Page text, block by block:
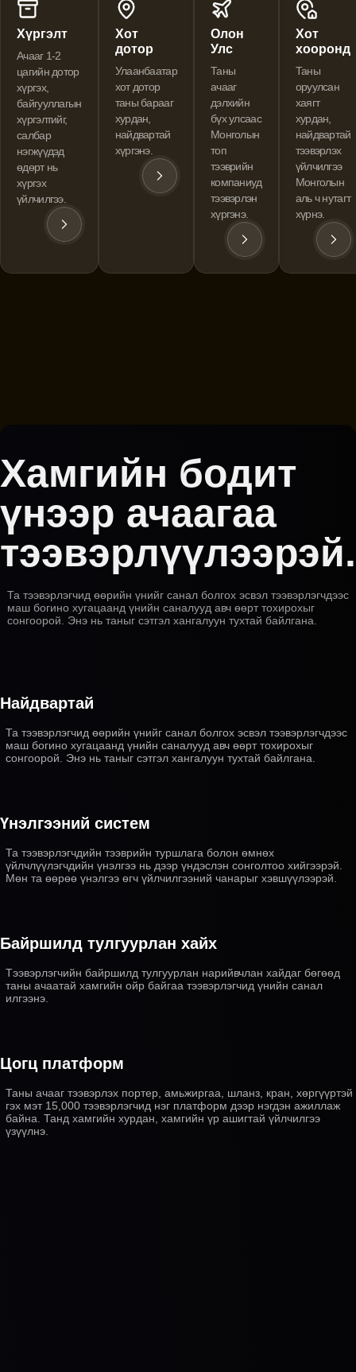
Хүргэлт
Ачааг 1-2
цагийн дотор
хүргэх,
байгууллагын
хүргэлтийг,
салбар
нэгжүүдэд
өдөрт нь
хүргэх
үйлчилгээ.
Хот
дотор
Улаанбаатар
хот дотор
таны барааг
хурдан,
найдвартай
хүргэнэ.
Олон
Улс
Таны
ачааг
дэлхийн
бүх улсаас
Монголын
топ
тээврийн
компаниуд
тээвэрлэн
хүргэнэ.
Хот
хооронд
Таны
оруулсан
хаягт
хурдан,
найдвартай
тээвэрлэх
үйлчилгээ
Монголын
аль ч нутагт
хүрнэ.
Хамгийн бодит
үнээр ачаагаа
тээвэрлүүлээрэй.
Та тээвэрлэгчид өөрийн үнийг санал болгох эсвэл тээвэрлэгчдээс
маш богино хугацаанд үнийн саналууд авч өөрт тохирохыг
сонгоорой. Энэ нь таныг сэтгэл хангалуун тухтай байлгана.
Найдвартай
Та тээвэрлэгчид өөрийн үнийг санал болгох эсвэл тээвэрлэгчдээс
маш богино хугацаанд үнийн саналууд авч өөрт тохирохыг
сонгоорой. Энэ нь таныг сэтгэл хангалуун тухтай байлгана.
Үнэлгээний систем
Та тээвэрлэгчдийн тээврийн туршлага болон өмнөх
үйлчлүүлэгчдийн үнэлгээ нь дээр үндэслэн сонголтоо хийгээрэй.
Мөн та өөрөө үнэлгээ өгч үйлчилгээний чанарыг хэвшүүлээрэй.
Байршилд тулгуурлан хайх
Тээвэрлэгчийн байршилд тулгуурлан нарийвчлан хайдаг бөгөөд
таны ачаатай хамгийн ойр байгаа тээвэрлэгчид үнийн санал
илгээнэ.
Цогц платформ
Таны ачааг тээвэрлэх портер, амьжиргаа, шланз, кран, хөргүүртэй
гэх мэт 15,000 тээвэрлэгчид нэг платформ дээр нэгдэн ажиллаж
байна. Танд хамгийн хурдан, хамгийн үр ашигтай үйлчилгээ
үзүүлнэ.